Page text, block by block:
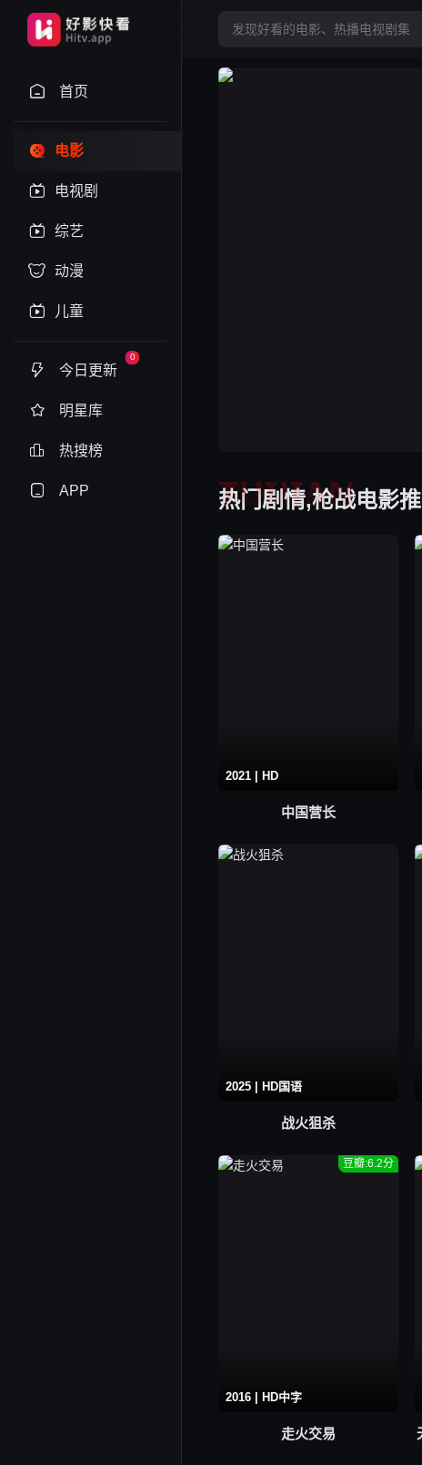
首页
电影
电视剧
综艺
动漫
儿童
今日更新
0
明星库
热搜榜
APP 热门剧情,枪战电影
TUIJIAN
2021 | HD
中国营长
2025 | HD国语
战火狙杀
2016 | HD中字
豆瓣:6.2分
走火交易